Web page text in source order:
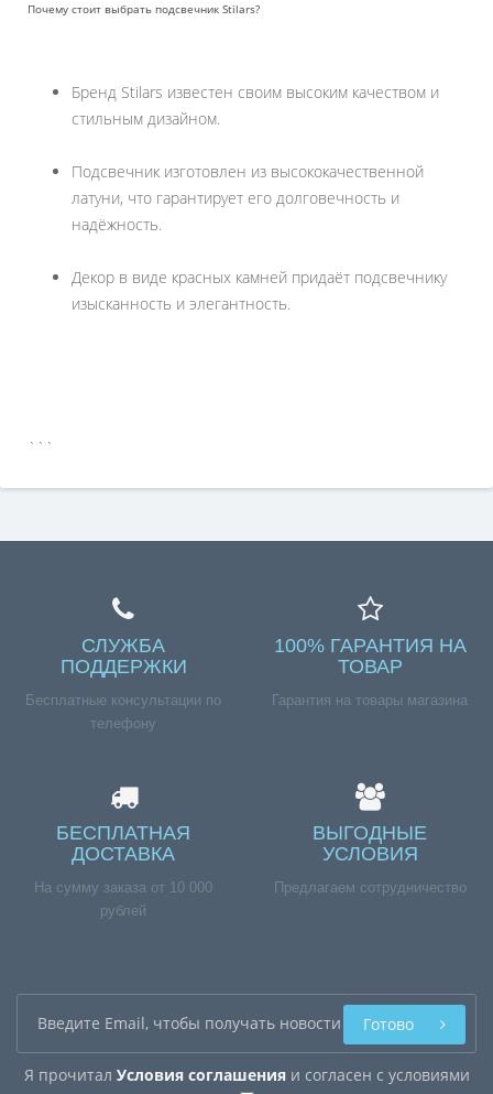
Почему стоит выбрать подсвечник Stilars?
Бренд Stilars известен своим высоким качеством и
стильным дизайном.
Подсвечник изготовлен из высококачественной
латуни, что гарантирует его долговечность и
надёжность.
Декор в виде красных камней придаёт подсвечнику
изысканность и элегантность.
```
СЛУЖБА
ПОДДЕРЖКИ
Бесплатные консультации по
телефону
100% ГАРАНТИЯ НА
ТОВАР
Гарантия на товары магазина
БЕСПЛАТНАЯ
ДОСТАВКА
На сумму заказа от 10 000
рублей
ВЫГОДНЫЕ
УСЛОВИЯ
Предлагаем сотрудничество
Я прочитал Условия соглашенияи согласен с условиями
Готово